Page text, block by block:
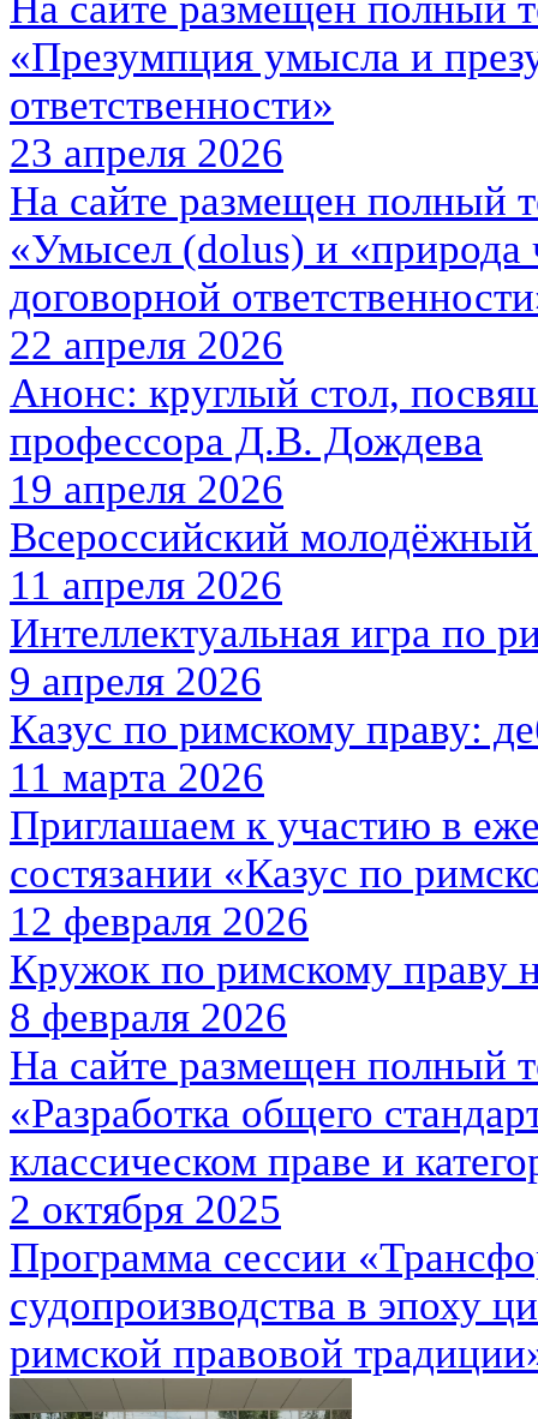
«Презумпция умысла и
ответственности»
23 апреля 2026
На сайте размещен полный
«Умысел (dolus) и «природа
договорной
22 апреля 2026
Анонс: круглый стол,
профессора Д.В. Дождева
19 апреля 2026
Всероссийский
11 апреля 2026
Интеллектуальная игра по
9 апреля 2026
Казус по римскому праву:
11 марта 2026
Приглашаем к участию в
состязании «Казус по
12 февраля 2026
Кружок по римскому праву
8 февраля 2026
На сайте размещен полный
«Разработка общего
классическом праве и
2 октября 2025
Программа сессии
судопроизводства в эпоху
римской правовой